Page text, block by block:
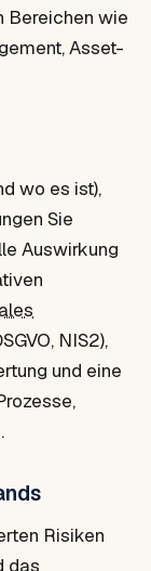
Bereichen wie
Asset-
wo es ist),
Sie
Auswirkung
NIS2),
und eine
Risiken
das